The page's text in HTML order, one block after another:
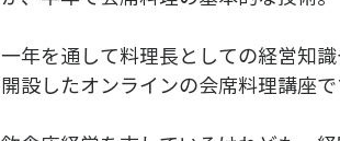
一年を通して料理長としての経営知
開設したオンラインの会席料理講座で